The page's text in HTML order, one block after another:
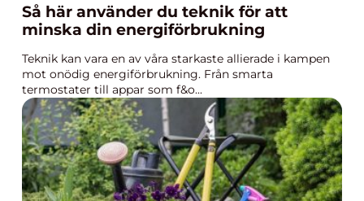
Så här använder du teknik för att
minska din energiförbrukning
Teknik kan vara en av våra starkaste allierade i kampen
mot onödig energiförbrukning. Från smarta
termostater till appar som f&o...